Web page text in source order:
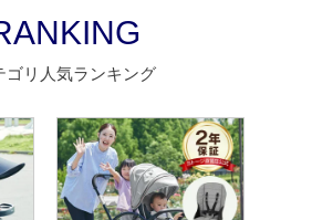
ゴリ人気ランキング